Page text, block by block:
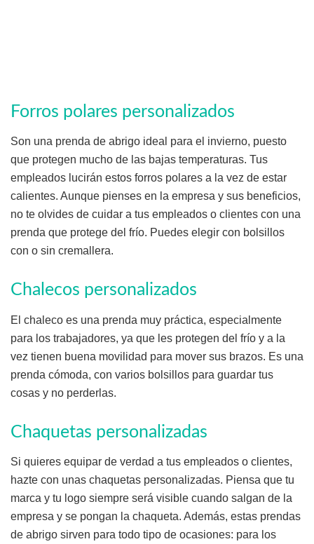
Forros polares personalizados
Son una prenda de abrigo ideal para el invierno, puesto
que protegen mucho de las bajas temperaturas. Tus
empleados lucirán estos forros polares a la vez de estar
calientes. Aunque pienses en la empresa y sus beneficios,
no te olvides de cuidar a tus empleados o clientes con una
prenda que protege del frío. Puedes elegir con bolsillos
con o sin cremallera.
Chalecos personalizados
El chaleco es una prenda muy práctica, especialmente
para los trabajadores, ya que les protegen del frío y a la
vez tienen buena movilidad para mover sus brazos. Es una
prenda cómoda, con varios bolsillos para guardar tus
cosas y no perderlas.
Chaquetas personalizadas
Si quieres equipar de verdad a tus empleados o clientes,
hazte con unas chaquetas personalizadas. Piensa que tu
marca y tu logo siempre será visible cuando salgan de la
empresa y se pongan la chaqueta. Además, estas prendas
de abrigo sirven para todo tipo de ocasiones: para los